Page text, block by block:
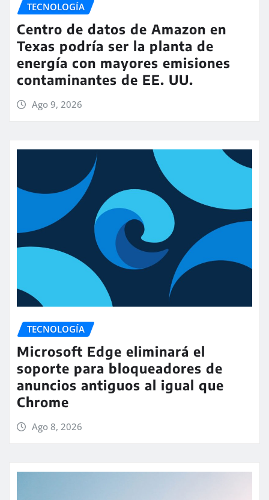
TECNOLOGÍA
Centro de datos de Amazon en
Texas podría ser la planta de
energía con mayores emisiones
contaminantes de EE. UU.
Ago 9, 2026
TECNOLOGÍA
Microsoft Edge eliminará el
soporte para bloqueadores de
anuncios antiguos al igual que
Chrome
Ago 8, 2026